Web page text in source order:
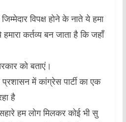
विपक्ष होने के नाते ये हमा
कर्तव्य बन जाता है कि जहाँ
को बताएं।
में कांग्रेस पार्टी का एक
है
हम लोग मिलकर कोई भी सु